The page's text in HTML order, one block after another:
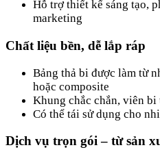
Hỗ trợ thiết kế sáng tạo,
marketing
Chất liệu bền, dễ lắp ráp
Bảng thả bi được làm từ
hoặc composite
Khung chắc chắn, viên
Có thể tái sử dụng cho
Dịch vụ trọn gói – từ sản